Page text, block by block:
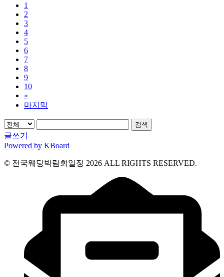
1
2
3
4
5
6
7
8
9
10
»
마지막
검색
글쓰기
Powered by KBoard
© 전국웨딩박람회일정 2026 ALL RIGHTS RESERVED.